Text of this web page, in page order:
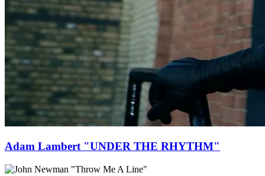
Adam Lambert "UNDER THE RHYTHM"